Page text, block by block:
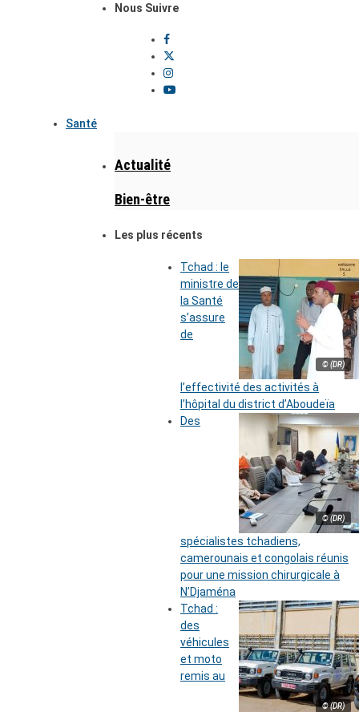
Nous Suivre
Santé
Actualité
Bien-être
Les plus récents
© (DR)
Tchad : le
ministre de
la Santé
s’assure
de
l’effectivité des activités à
l’hôpital du district d’Aboudeïa
© (DR)
Des
spécialistes tchadiens,
camerounais et congolais réunis
pour une mission chirurgicale à
N’Djaména
© (DR)
Tchad :
des
véhicules
et moto
remis au